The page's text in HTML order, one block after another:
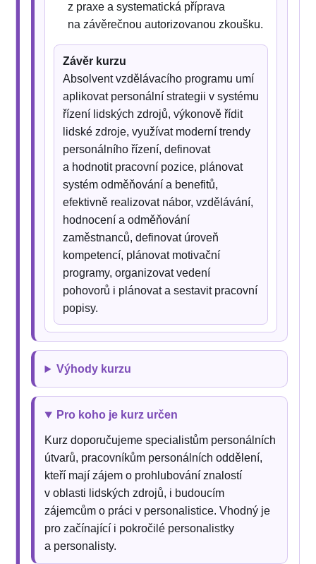
z praxe a systematická příprava
na závěrečnou autorizovanou zkoušku.
Závěr kurzu
Absolvent vzdělávacího programu umí
aplikovat personální strategii v systému
řízení lidských zdrojů, výkonově řídit
lidské zdroje, využívat moderní trendy
personálního řízení, definovat
a hodnotit pracovní pozice, plánovat
systém odměňování a benefitů,
efektivně realizovat nábor, vzdělávání,
hodnocení a odměňování
zaměstnanců, definovat úroveň
kompetencí, plánovat motivační
programy, organizovat vedení
pohovorů i plánovat a sestavit pracovní
popisy.
Výhody kurzu
Pro koho je kurz určen
Kurz doporučujeme specialistům personálních
útvarů, pracovníkům personálních oddělení,
kteří mají zájem o prohlubování znalostí
v oblasti lidských zdrojů, i budoucím
zájemcům o práci v personalistice. Vhodný je
pro začínající i pokročilé personalistky
a personalisty.